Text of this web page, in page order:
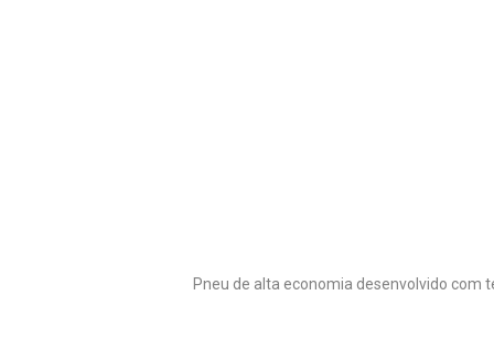
Pneu de alta economia desenvolvido com